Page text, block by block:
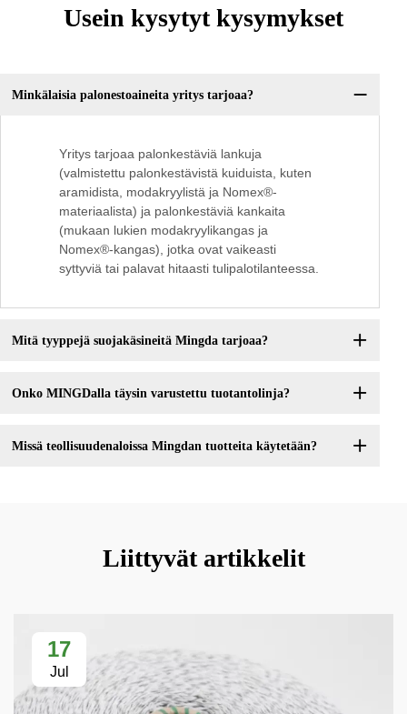
Usein kysytyt kysymykset
Minkälaisia palonestoaineita yritys tarjoaa?
Yritys tarjoaa palonkestäviä lankuja
(valmistettu palonkestävistä kuiduista, kuten
aramidista, modakryylistä ja Nomex®-
materiaalista) ja palonkestäviä kankaita
(mukaan lukien modakryylikangas ja
Nomex®-kangas), jotka ovat vaikeasti
syttyviä tai palavat hitaasti tulipalotilanteessa.
Mitä tyyppejä suojakäsineitä Mingda tarjoaa?
Onko MINGDalla täysin varustettu tuotantolinja?
Missä teollisuudenaloissa Mingdan tuotteita käytetään?
Liittyvät artikkelit
17
Jul